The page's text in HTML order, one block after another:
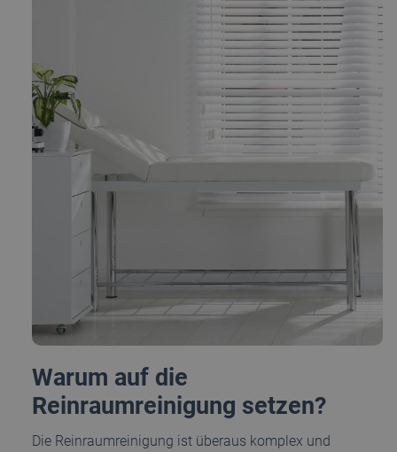
Warum auf die
Reinraumreinigung setzen?
Die Reinraumreinigung ist überaus komplex und